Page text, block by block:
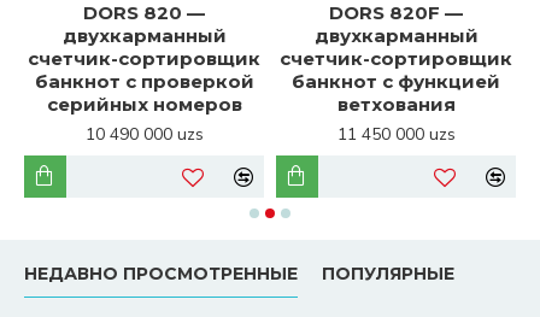
DORS 820 —
двухкарманный
счетчик-сортировщик
банкнот с проверкой
серийных номеров
10 490 000 uzs
DORS 820F —
двухкарманный
счетчик-сортировщик
банкнот с функцией
ветхования
11 450 000 uzs
НЕДАВНО ПРОСМОТРЕННЫЕ ПОПУЛЯРНЫЕ